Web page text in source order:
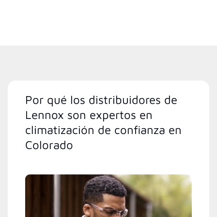
Por qué los distribuidores de
Lennox son expertos en
climatización de confianza en
Colorado